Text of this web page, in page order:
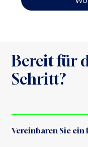
Bereit für
Schritt?
Vereinbaren Sie ein